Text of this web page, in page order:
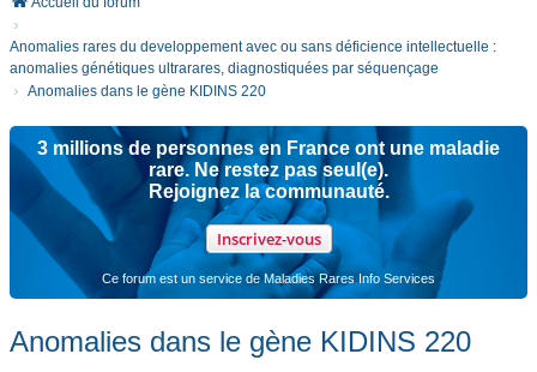
Anomalies rares du developpement avec ou sans déficience intellectuelle :
anomalies génétiques ultrarares, diagnostiquées par séquençage
Anomalies dans le gène KIDINS 220
3 millions de personnes en France ont une maladie
rare. Ne restez pas seul(e).
Rejoignez la communauté.
Inscrivez-vous
Ce forum est un service de Maladies Rares Info Services
Anomalies dans le gène KIDINS 220